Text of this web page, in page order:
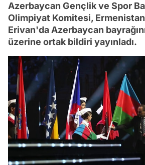
Azerbaycan Gençlik ve Spor
Olimpiyat Komitesi,
Erivan'da Azerbaycan
üzerine ortak bildiri yayınladı.